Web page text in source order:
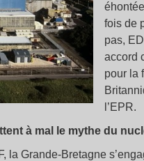
fois de
pas,
accord
pour la
l’EPR.
à mal le mythe du
la Grande-Bretagne